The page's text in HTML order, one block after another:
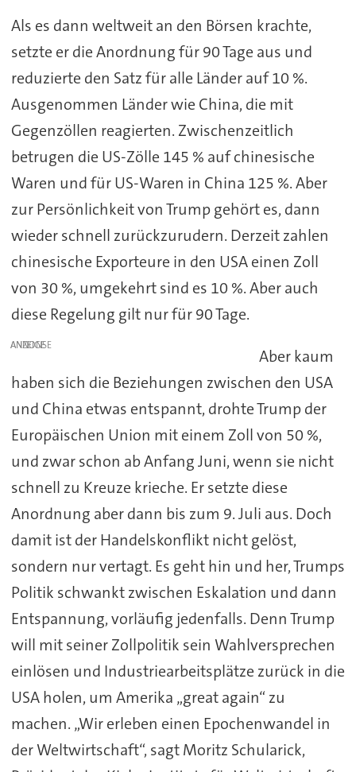
Als es dann weltweit an den Börsen krachte,
setzte er die Anordnung für 90 Tage aus und
reduzierte den Satz für alle Länder auf 10 %.
Ausgenommen Länder wie China, die mit
Gegenzöllen reagierten. Zwischenzeitlich
betrugen die US-Zölle 145 % auf chinesische
Waren und für US-Waren in China 125 %. Aber
zur Persönlichkeit von Trump gehört es, dann
wieder schnell zurückzurudern. Derzeit zahlen
chinesische Exporteure in den USA einen Zoll
von 30 %, umgekehrt sind es 10 %. Aber auch
diese Regelung gilt nur für 90 Tage.
ANZEIGE
Aber kaum
haben sich die Beziehungen zwischen den USA
und China etwas entspannt, drohte Trump der
Europäischen Union mit einem Zoll von 50 %,
und zwar schon ab Anfang Juni, wenn sie nicht
schnell zu Kreuze krieche. Er setzte diese
Anordnung aber dann bis zum 9. Juli aus. Doch
damit ist der Handelskonflikt nicht gelöst,
sondern nur vertagt. Es geht hin und her, Trumps
Politik schwankt zwischen Eskalation und dann
Entspannung, vorläufig jedenfalls. Denn Trump
will mit seiner Zollpolitik sein Wahlversprechen
einlösen und Industriearbeitsplätze zurück in die
USA holen, um Amerika „great again“ zu
machen. „Wir erleben einen Epochenwandel in
der Weltwirtschaft“, sagt Moritz Schularick,